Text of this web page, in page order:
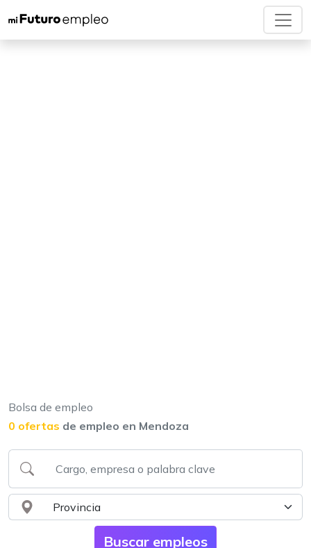
Bolsa de empleo
0 ofertas de empleo en Mendoza